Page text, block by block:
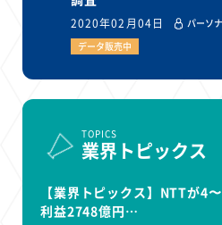
2020年02月04日 パーソ
データ販売中
TOPICS
業界トピックス
【業界トピックス】NTTが4
利益2748億円…